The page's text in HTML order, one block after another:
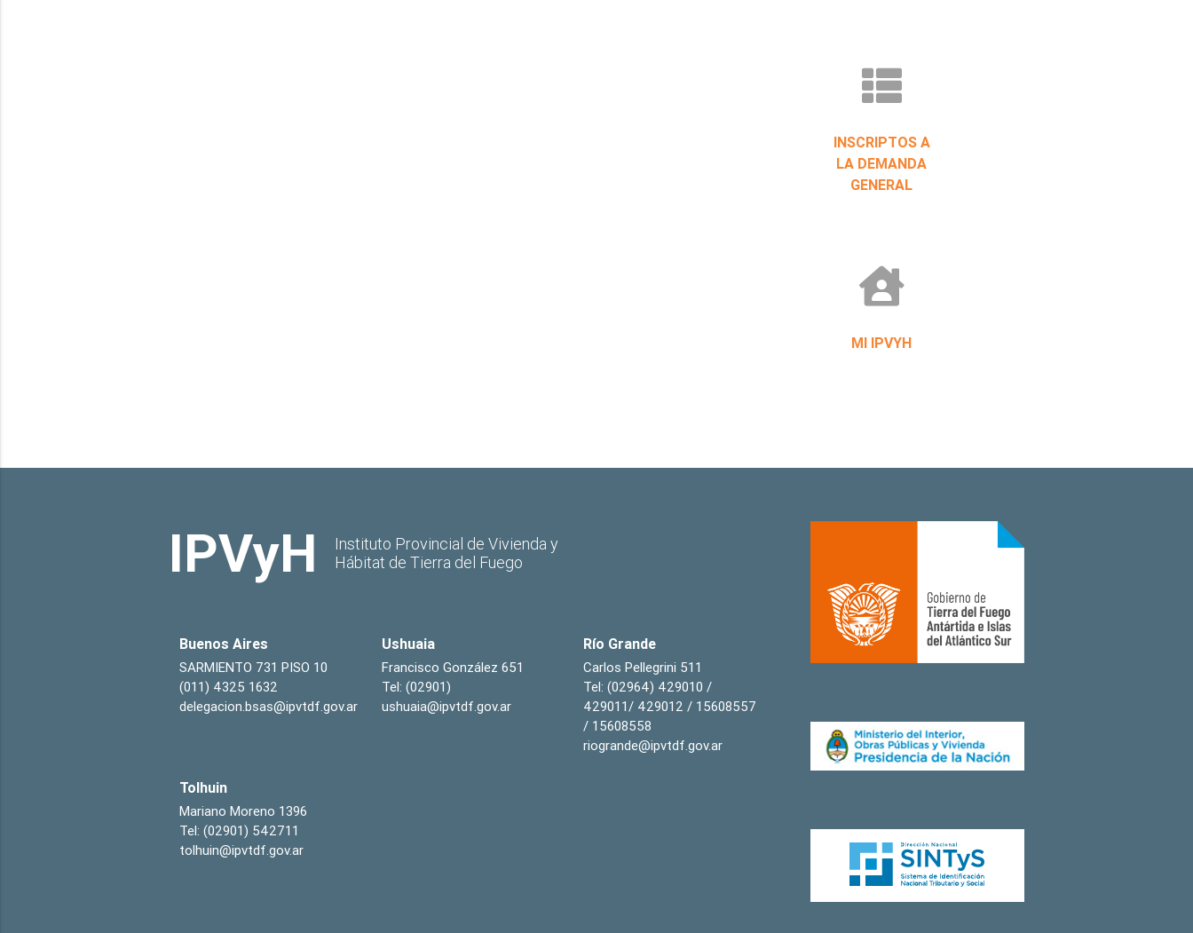
INSCRIPTOS A
LA DEMANDA
GENERAL
MI IPVYH
IPVyH
Instituto Provincial de Vivienda y
Hábitat de Tierra del Fuego
Buenos Aires
SARMIENTO 731 PISO 10
(011) 4325 1632
delegacion.bsas@ipvtdf.gov.ar
Ushuaia
Francisco González 651
Tel: (02901)
ushuaia@ipvtdf.gov.ar
Río Grande
Carlos Pellegrini 511
Tel: (02964) 429010 /
429011/ 429012 / 15608557
/ 15608558
riogrande@ipvtdf.gov.ar
Tolhuin
Mariano Moreno 1396
Tel: (02901) 542711
tolhuin@ipvtdf.gov.ar